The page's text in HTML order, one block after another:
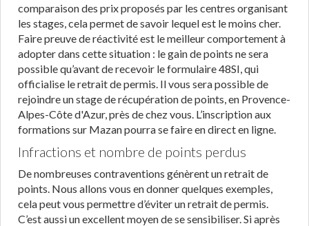
comparaison des prix proposés par les centres organisant
les stages, cela permet de savoir lequel est le moins cher.
Faire preuve de réactivité est le meilleur comportement à
adopter dans cette situation : le gain de points ne sera
possible qu’avant de recevoir le formulaire 48SI, qui
officialise le retrait de permis. Il vous sera possible de
rejoindre un stage de récupération de points, en Provence-
Alpes-Côte d'Azur, près de chez vous. L’inscription aux
formations sur Mazan pourra se faire en direct en ligne.
Infractions et nombre de points perdus
De nombreuses contraventions génèrent un retrait de
points. Nous allons vous en donner quelques exemples,
cela peut vous permettre d’éviter un retrait de permis.
C’est aussi un excellent moyen de se sensibiliser. Si après